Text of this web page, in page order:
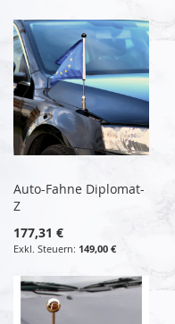
Auto-Fahne Diplomat-
Z
177,31 €
149,00 €